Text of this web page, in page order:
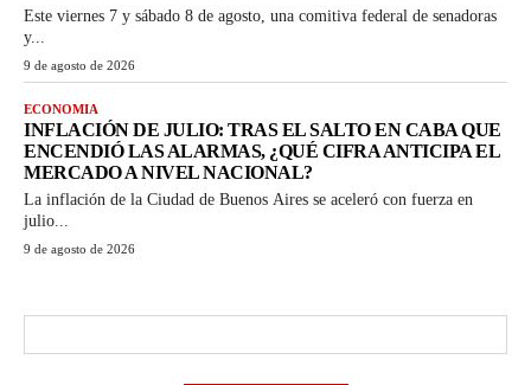
Este viernes 7 y sábado 8 de agosto, una comitiva federal de senadoras
y...
9 de agosto de 2026
ECONOMIA
INFLACIÓN DE JULIO: TRAS EL SALTO EN CABA QUE
ENCENDIÓ LAS ALARMAS, ¿QUÉ CIFRA ANTICIPA EL
MERCADO A NIVEL NACIONAL?
La inflación de la Ciudad de Buenos Aires se aceleró con fuerza en
julio...
9 de agosto de 2026